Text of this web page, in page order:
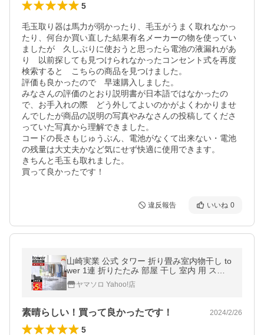
5
毛玉取り器は馬力が弱かったり、毛玉がうまく取れなかっ
たり、何台か買い直した結果有名メーカーの物を使ってい
ましたが　久しぶりに使おうと思ったら電池の液漏れがあ
り　以前探しても見つけられなかったコンセント式を再度
検索すると　こちらの商品を見つけました。
評価も良かったので　早速購入しました。
みなさんの評価のとおり説明書が日本語ではなかったの
で、お手入れの際　どう外してよいのかがよくわかりませ
んでしたが商品の説明の写真やみなさんの投稿してくださ
っていた写真から理解できました。
コードの長さもじゅうぶん、電池がなくて出来ない・電池
の残量は大丈夫かなど気にせず快適に使用できます。
きちんと毛玉も取れました。
買って良かったです！
違反報告 いいね 0
山崎実業 公式 タワー 折り畳み室内物干し to
wer 1連 折りたたみ 部屋 干し 室内 用 スタ
ンド 布団 花粉 6619 6620
ヤマソロ Yahoo!店
素晴らしい！買って良かったです！ 2024/2/26
5